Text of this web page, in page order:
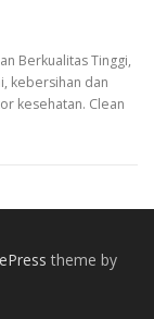
Berkualitas Tinggi,
kebersihan dan
kesehatan. Clean
theme by